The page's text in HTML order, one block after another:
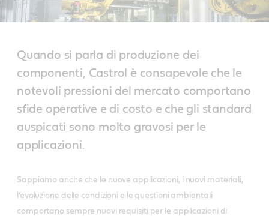
Quando si parla di produzione dei
componenti, Castrol è consapevole che le
notevoli pressioni del mercato comportano
sfide operative e di costo e che gli standard
auspicati sono molto gravosi per le
applicazioni.
Sappiamo anche che le nuove applicazioni, i nuovi materiali,
l’evoluzione delle condizioni e le questioni ambientali
comportano sempre nuovi requisiti per le applicazioni di